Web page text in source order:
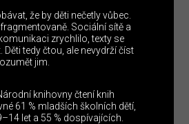
že by děti nečetly vůbec.
Sociální sítě a
zrychlilo, texty se
Děti tedy čtou, ale nevydrží číst
jim.
knihovny čtení knih
61 % mladších školních dětí,
let a 55 % dospívajících.